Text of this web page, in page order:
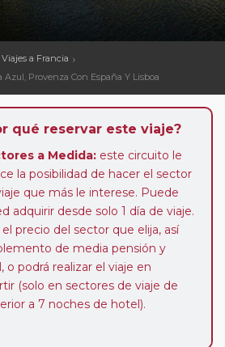
Viajes a Francia
Azul, Provenza Con España Y Lisboa
qué reservar este viaje?
a Medida: este circuito le
la posibilidad de hacer el sector
que más le interese. Puede
adquirir desde solo 1 día de viaje.
precio del sector que elija, así
de media pensión y
o podrá realizar el viaje en
(solo en sectores de viaje de
a 7 noches de hotel).
programar una o más paradas en